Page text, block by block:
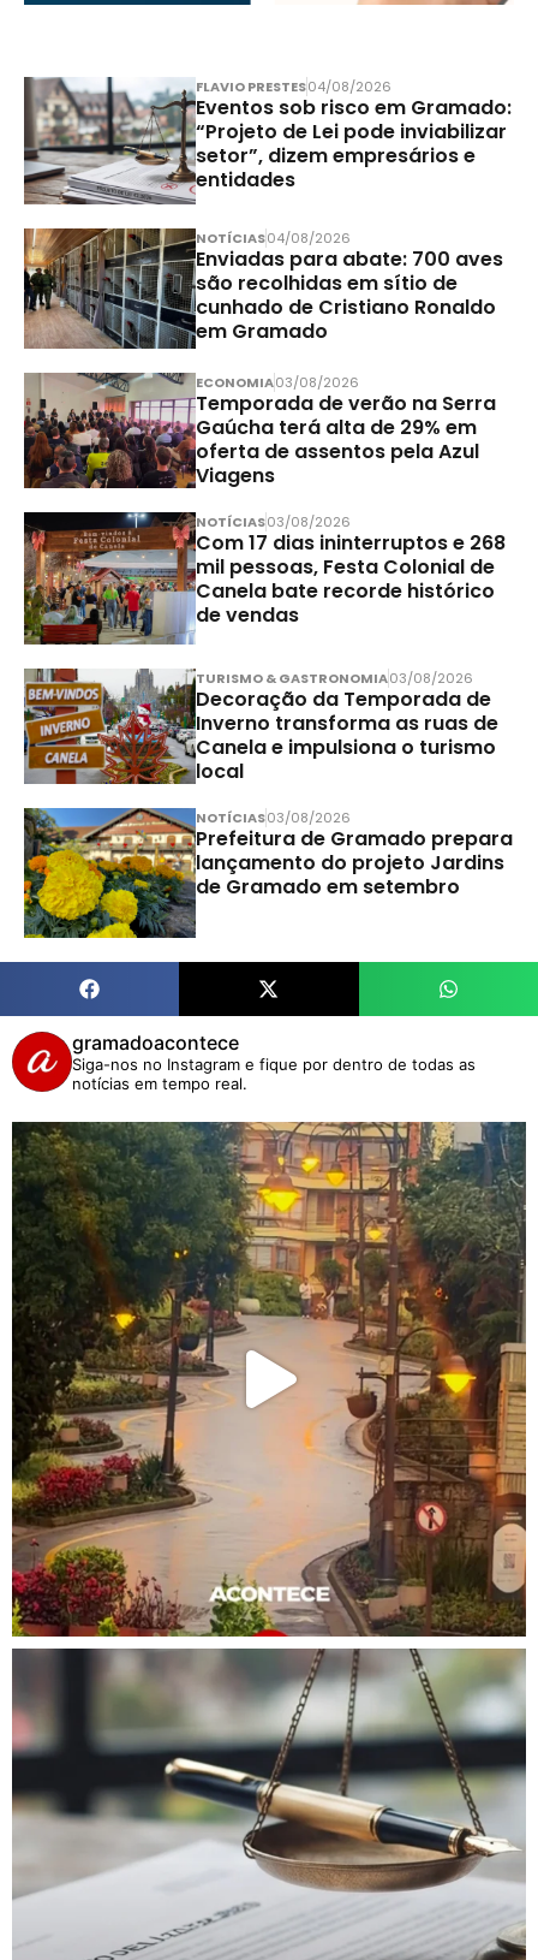
FLAVIO PRESTES04/08/2026
Eventos sob risco em Gramado:
“Projeto de Lei pode inviabilizar
setor”, dizem empresários e
entidades
NOTÍCIAS04/08/2026
Enviadas para abate: 700 aves
são recolhidas em sítio de
cunhado de Cristiano Ronaldo
em Gramado
ECONOMIA03/08/2026
Temporada de verão na Serra
Gaúcha terá alta de 29% em
oferta de assentos pela Azul
Viagens
NOTÍCIAS03/08/2026
Com 17 dias ininterruptos e 268
mil pessoas, Festa Colonial de
Canela bate recorde histórico
de vendas
TURISMO & GASTRONOMIA03/08/2026
Decoração da Temporada de
Inverno transforma as ruas de
Canela e impulsiona o turismo
local
NOTÍCIAS03/08/2026
Prefeitura de Gramado prepara
lançamento do projeto Jardins
de Gramado em setembro
gramadoacontece
Siga-nos no Instagram e fique por dentro de todas as
notícias em tempo real.